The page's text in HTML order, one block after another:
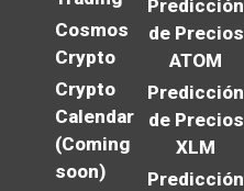
Cosmos
Crypto
Crypto
Calendar
(Coming
soon)
Predicción
de Precios
ATOM
Predicción
de Precios
XLM
Predicción